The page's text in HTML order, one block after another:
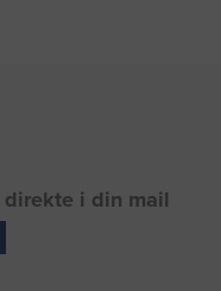
i din mail